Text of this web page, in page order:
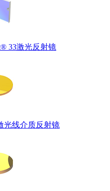
33激光反射镜
光线介质反射镜